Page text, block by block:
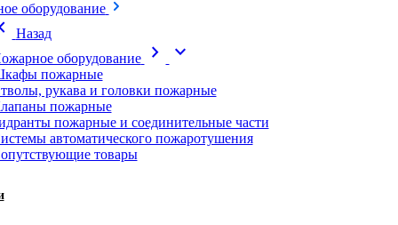
оборудование
Назад
оборудование
chevron_right expand_more
пожарные
рукава и головки пожарные
пожарные
пожарные и соединительные части
автоматического пожаротушения
товары